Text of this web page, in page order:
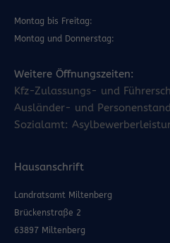
Montag bis Freitag:
Montag und Donnerstag:
Weitere Öffnungszeiten:
Kfz-Zulassungs- und
Ausländer- und
Sozialamt:
Hausanschrift
Landratsamt Miltenberg
Brückenstraße 2
63897 Miltenberg